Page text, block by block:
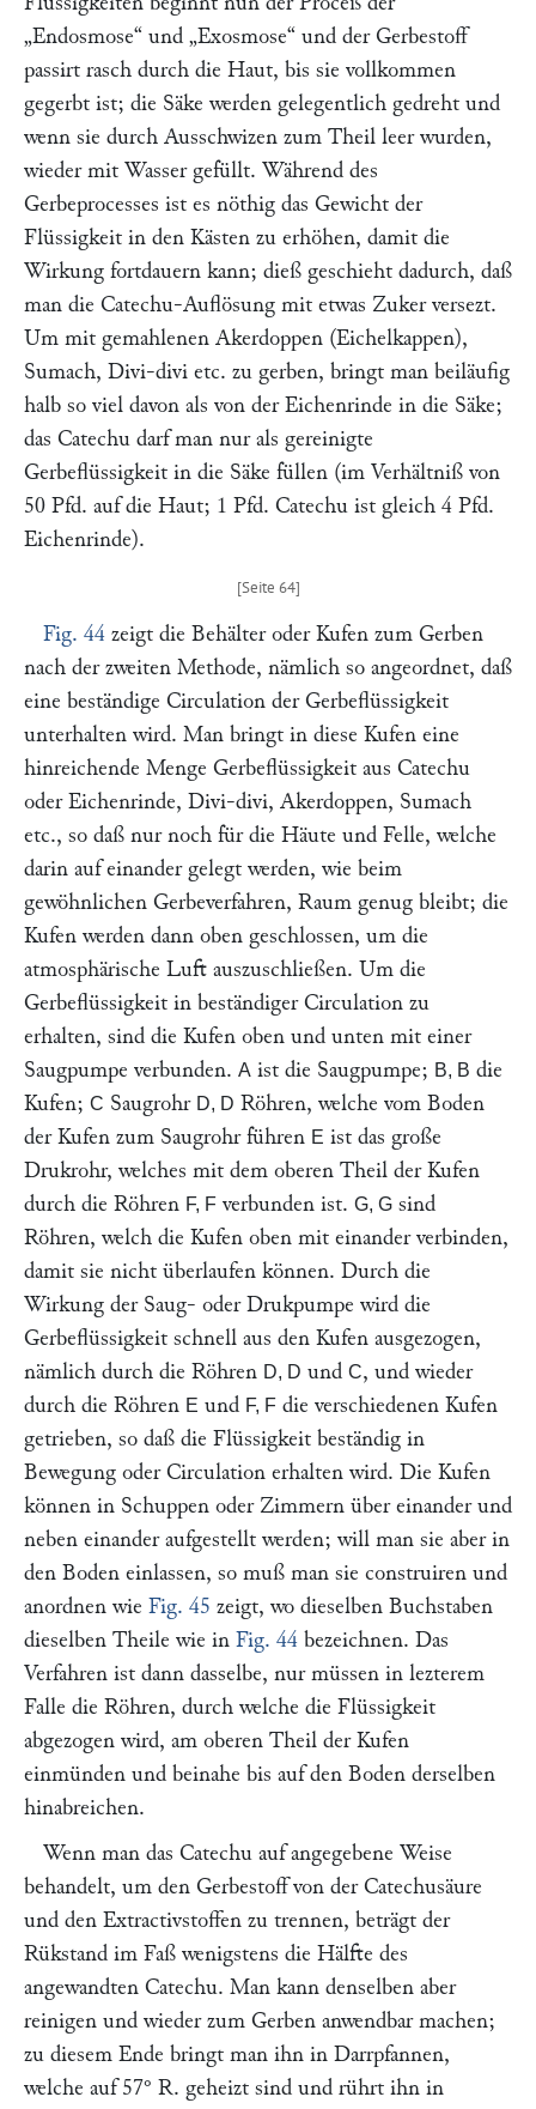
„Endosmose“ und „Exosmose“ und der Gerbestoff
passirt rasch durch die Haut, bis sie vollkommen
gegerbt ist; die Säke werden gelegentlich gedreht und
wenn sie durch Ausschwizen zum Theil leer wurden,
wieder mit Wasser gefüllt. Während des
Gerbeprocesses ist es nöthig das Gewicht der
Flüssigkeit in den Kästen zu erhöhen, damit die
Wirkung fortdauern kann; dieß geschieht dadurch, daß
man die Catechu-Auflösung mit etwas Zuker versezt.
Um mit gemahlenen Akerdoppen (Eichelkappen),
Sumach, Divi-divi etc. zu gerben, bringt man beiläufig
halb so viel davon als von der Eichenrinde in die Säke;
das Catechu darf man nur als gereinigte
Gerbeflüssigkeit in die Säke füllen (im Verhältniß von
50 Pfd. auf die Haut; 1 Pfd. Catechu ist gleich 4 Pfd.
Eichenrinde).
Fig. 44 zeigt die Behälter oder Kufen zum Gerben
nach der zweiten Methode, nämlich so angeordnet, daß
eine beständige Circulation der Gerbeflüssigkeit
unterhalten wird. Man bringt in diese Kufen eine
hinreichende Menge Gerbeflüssigkeit aus Catechu
oder Eichenrinde, Divi-divi, Akerdoppen, Sumach
etc., so daß nur noch für die Häute und Felle, welche
darin auf einander gelegt werden, wie beim
gewöhnlichen Gerbeverfahren, Raum genug bleibt; die
Kufen werden dann oben geschlossen, um die
atmosphärische Luft auszuschließen. Um die
Gerbeflüssigkeit in beständiger Circulation zu
erhalten, sind die Kufen oben und unten mit einer
Saugpumpe verbunden. A ist die Saugpumpe; B, B die
Kufen; C Saugrohr D, D Röhren, welche vom Boden
der Kufen zum Saugrohr führen E ist das große
Drukrohr, welches mit dem oberen Theil der Kufen
durch die Röhren F, F verbunden ist. G, G sind
Röhren, welch die Kufen oben mit einander verbinden,
damit sie nicht überlaufen können. Durch die
Wirkung der Saug- oder Drukpumpe wird die
Gerbeflüssigkeit schnell aus den Kufen ausgezogen,
nämlich durch die Röhren D, D und C, und wieder
durch die Röhren E und F, F die verschiedenen Kufen
getrieben, so daß die Flüssigkeit beständig in
Bewegung oder Circulation erhalten wird. Die Kufen
können in Schuppen oder Zimmern über einander und
neben einander aufgestellt werden; will man sie aber in
den Boden einlassen, so muß man sie construiren und
anordnen wie Fig. 45 zeigt, wo dieselben Buchstaben
dieselben Theile wie in Fig. 44 bezeichnen. Das
Verfahren ist dann dasselbe, nur müssen in lezterem
Falle die Röhren, durch welche die Flüssigkeit
abgezogen wird, am oberen Theil der Kufen
einmünden und beinahe bis auf den Boden derselben
hinabreichen.
Wenn man das Catechu auf angegebene Weise
behandelt, um den Gerbestoff von der Catechusäure
und den Extractivstoffen zu trennen, beträgt der
Rükstand im Faß wenigstens die Hälfte des
angewandten Catechu. Man kann denselben aber
reinigen und wieder zum Gerben anwendbar machen;
zu diesem Ende bringt man ihn in Darrpfannen,
welche auf 57° R. geheizt sind und rührt ihn in